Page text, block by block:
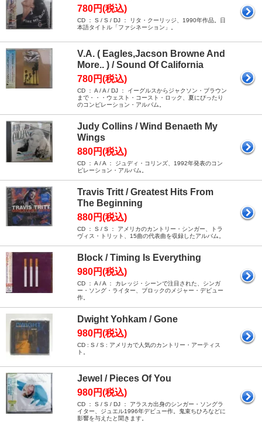
780円(税込)
CD ： S / S / DJ ： リタ・クーリッジ、1990年作品。日
本語タイトル「ファシネーション」。
V.A. ( Eagles,Jacson Browne And
More.. ) / Sound Of California
780円(税込)
CD ： A / A / DJ ： イーグルスからジャクソン・ブラウン
まで・・・ウェスト・コースト・ロック、夏にぴったり
のコンピレーション・アルバム。
Judy Collins / Wind Benaeth My
Wings
880円(税込)
CD ： A / A ： ジュディ・コリンズ、1992年発表のコン
ピレーション・アルバム。
Travis Tritt / Greatest Hits From
The Beginning
880円(税込)
CD ： S / S ： アメリカのカントリー・シンガー、トラ
ヴィス・トリット、15曲の代表曲を収録したアルバム。
Block / Timing Is Everything
980円(税込)
CD ： A / A ： カレッジ・シーンで注目された、シンガ
ー・ソング・ライター、ブロックのメジャー・デビュー
作。
Dwight Yohkam / Gone
980円(税込)
CD : S / S : アメリカで人気のカントリー・アーティス
ト。
Jewel / Pieces Of You
980円(税込)
CD ： S / S / DJ ： アラスカ出身のシンガー・ソングラ
イター、ジュエル1996年デビュー作。鬼束ちひろなどに
影響を与えたと聞きます。